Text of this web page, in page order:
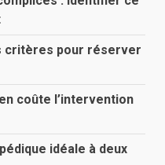
critères pour réserver
coûte l’intervention
idéale à deux